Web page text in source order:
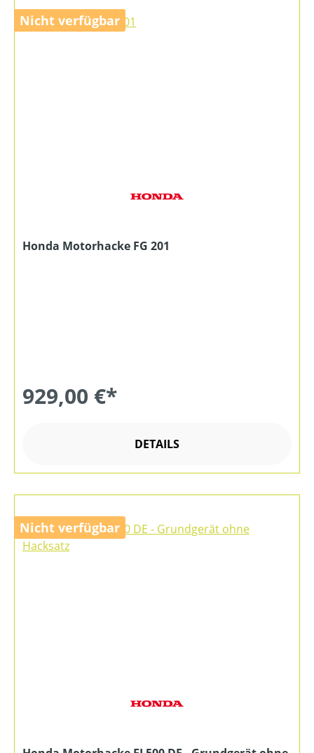
Nicht verfügbar
Honda Motorhacke FG 201
929,00 €*
DETAILS
Nicht verfügbar